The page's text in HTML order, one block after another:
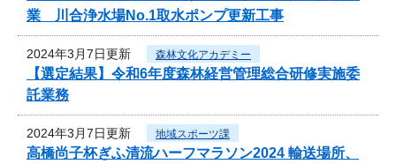
業 川合浄水場No.1取水ポンプ更新工事
2024年3月7日更新 森林文化アカデミー
【選定結果】令和6年度森林経営管理総合研修実施委
託業務
2024年3月7日更新 地域スポーツ課
高橋尚子杯ぎふ清流ハーフマラソン2024 輸送場所、